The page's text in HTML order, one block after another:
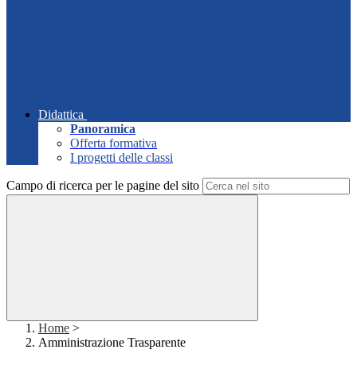
Didattica
Panoramica
Offerta formativa
I progetti delle classi
Campo di ricerca per le pagine del sito
Home >
Amministrazione Trasparente